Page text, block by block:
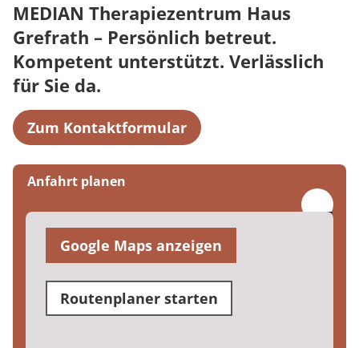
MEDIAN Therapiezentrum Haus
Grefrath – Persönlich betreut.
Kompetent unterstützt. Verlässlich
für Sie da.
Zum Kontaktformular
Anfahrt planen
Google Maps anzeigen
Routenplaner starten